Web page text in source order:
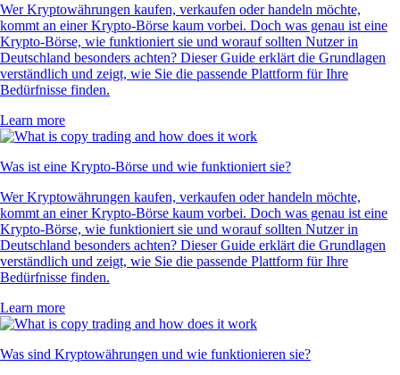
Wer Kryptowährungen kaufen, verkaufen oder handeln möchte,
kommt an einer Krypto-Börse kaum vorbei. Doch was genau ist eine
Krypto-Börse, wie funktioniert sie und worauf sollten Nutzer in
Deutschland besonders achten? Dieser Guide erklärt die Grundlagen
verständlich und zeigt, wie Sie die passende Plattform für Ihre
Bedürfnisse finden.
Learn more
Was ist eine Krypto-Börse und wie funktioniert sie?
Wer Kryptowährungen kaufen, verkaufen oder handeln möchte,
kommt an einer Krypto-Börse kaum vorbei. Doch was genau ist eine
Krypto-Börse, wie funktioniert sie und worauf sollten Nutzer in
Deutschland besonders achten? Dieser Guide erklärt die Grundlagen
verständlich und zeigt, wie Sie die passende Plattform für Ihre
Bedürfnisse finden.
Learn more
Was sind Kryptowährungen und wie funktionieren sie?